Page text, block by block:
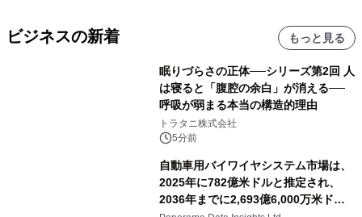
ビジネスの新着 もっと見る
眠りづらさの正体──シリーズ第2回 人
は寝ると「腹腔の余白」が消える──
呼吸が弱まる本当の構造的理由
トラタニ株式会社
5分前
自動車用バイワイヤシステム市場は、
2025年に782億米ドルと推定され、
2036年までに2,693億6,000万米ドル